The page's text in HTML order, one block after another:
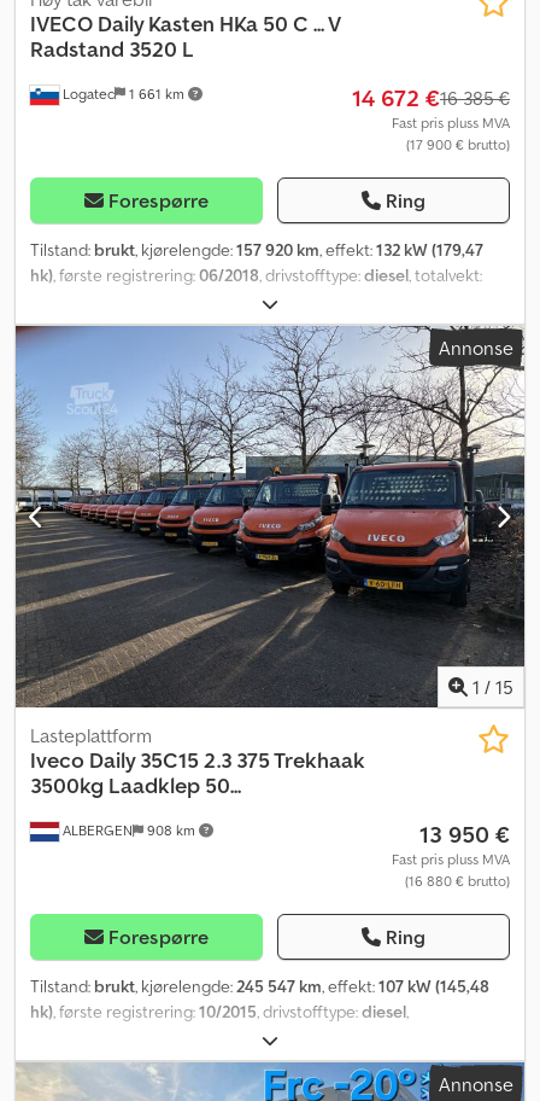
Logatec 1 661 km
IVECO Daily Kasten HKa 50 C ... V
Radstand 3520 L
14 672 €16 385 €
Fast pris pluss MVA
(17 900 € brutto)
Forespørre Ring
Tilstand: brukt, kjørelengde:157 920 km, effekt:132 kW (179,47
hk), første registrering:06/2018, drivstofftype:diesel, totalvekt:
mekanisk
antall seter:3, lasteromsvolum:12 m³, lasteromslengde:3 540 mm,
lasteplassbredde:
1 800 mm , lasteromshøyde: 1 900 mm , Byggeår:
ABS, aircondition, elektronisk stabilitetsprogram
(ESP), partikkelfilter, sentral låsing,
Annonse
1 / 15
ALBERGEN 908 km
Lasteplattform
Iveco Daily 35C15 2.3 375 Trekhaak
3500kg Laadklep 50...
13 950 €
Fast pris pluss MVA
(16 880 € brutto)
Forespørre Ring
Tilstand: brukt, kjørelengde:245 547 km, effekt:107 kW (145,48
hk), første registrering:10/2015, drivstofftype:diesel,
, akselavstand:
CO₂-utslipp:217 g/km, drivstofftank kapasitet:100 l, farge:oransje,
girtype:
mekanisk, antall gir: 6, utslippsklasse:Euro 5, antall seter:2,
Annonse